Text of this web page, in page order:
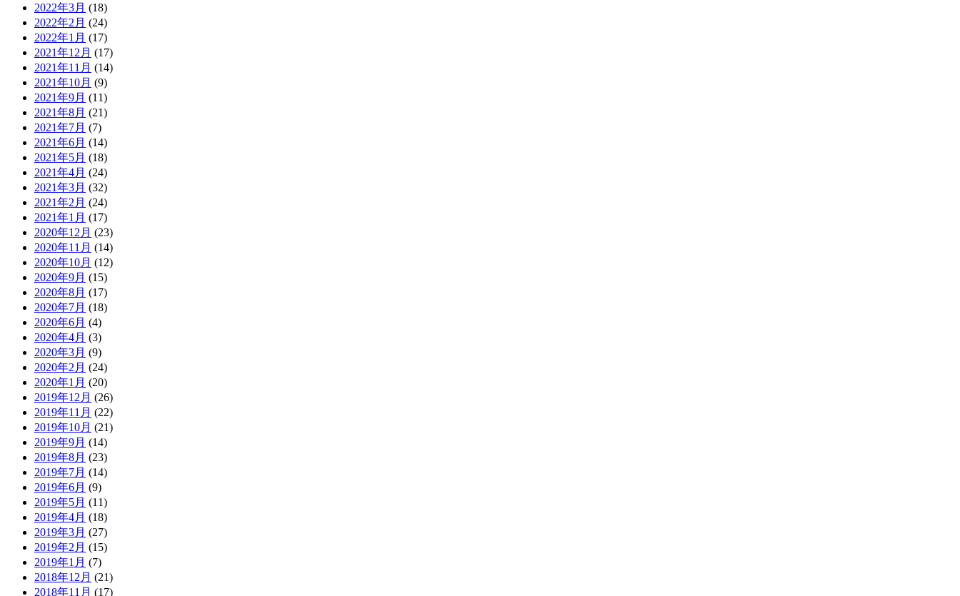
2022年3月 (18)
2022年2月 (24)
2022年1月 (17)
2021年12月 (17)
2021年11月 (14)
2021年10月 (9)
2021年9月 (11)
2021年8月 (21)
2021年7月 (7)
2021年6月 (14)
2021年5月 (18)
2021年4月 (24)
2021年3月 (32)
2021年2月 (24)
2021年1月 (17)
2020年12月 (23)
2020年11月 (14)
2020年10月 (12)
2020年9月 (15)
2020年8月 (17)
2020年7月 (18)
2020年6月 (4)
2020年4月 (3)
2020年3月 (9)
2020年2月 (24)
2020年1月 (20)
2019年12月 (26)
2019年11月 (22)
2019年10月 (21)
2019年9月 (14)
2019年8月 (23)
2019年7月 (14)
2019年6月 (9)
2019年5月 (11)
2019年4月 (18)
2019年3月 (27)
2019年2月 (15)
2019年1月 (7)
2018年12月 (21)
2018年11月 (17)